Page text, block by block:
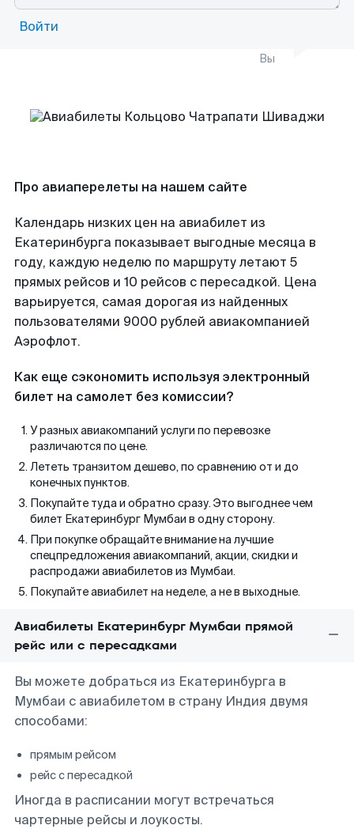
Войти
Вы
Про авиаперелеты на нашем сайте
Календарь низких цен на авиабилет из
Екатеринбурга показывает выгодные месяца в
году, каждую неделю по маршруту летают 5
прямых рейсов и 10 рейсов с пересадкой. Цена
варьируется, самая дорогая из найденных
пользователями 9000 рублей авиакомпанией
Аэрофлот.
Как еще сэкономить используя электронный
билет на самолет без комиссии?
У разных авиакомпаний услуги по перевозке
различаются по цене.
Лететь транзитом дешево, по сравнению от и до
конечных пунктов.
Покупайте туда и обратно сразу. Это выгоднее чем
билет Екатеринбург Мумбаи в одну сторону.
При покупке обращайте внимание на лучшие
спецпредложения авиакомпаний, акции, скидки и
распродажи авиабилетов из Мумбаи.
Покупайте авиабилет на неделе, а не в выходные.
Авиабилеты Екатеринбург Мумбаи прямой
рейс или с пересадками
Вы можете добраться из Екатеринбурга в
Мумбаи с авиабилетом в страну Индия двумя
способами:
прямым рейсом
рейс с пересадкой
Иногда в расписании могут встречаться
чартерные рейсы и лоукосты.